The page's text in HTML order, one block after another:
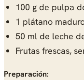
100 g de pulpa
1 plátano
50 ml de leche
Frutas frescas,
Preparación: